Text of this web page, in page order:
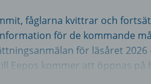
fåglarna kvittrar och
för de kommande
för läsåret 2026
Eepos kommer att öppnas på